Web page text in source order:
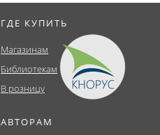
ГДЕ КУПИТЬ
Магазинам
Библиотекам
В розницу
АВТОРАМ